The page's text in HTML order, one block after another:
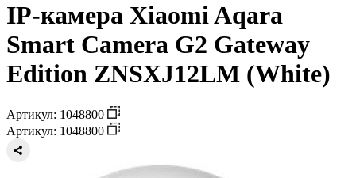
IP-камера Xiaomi Aqara
Smart Camera G2 Gateway
Edition ZNSXJ12LM (White)
Артикул: 1048800
Артикул: 1048800